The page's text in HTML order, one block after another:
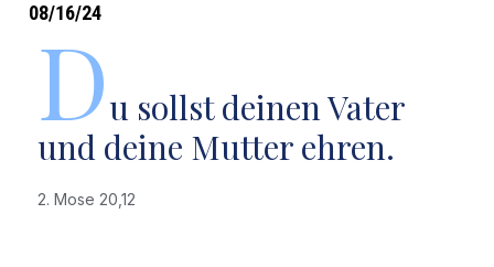
08/16/24
Du sollst deinen Vater
und deine Mutter ehren.
2. Mose 20,12